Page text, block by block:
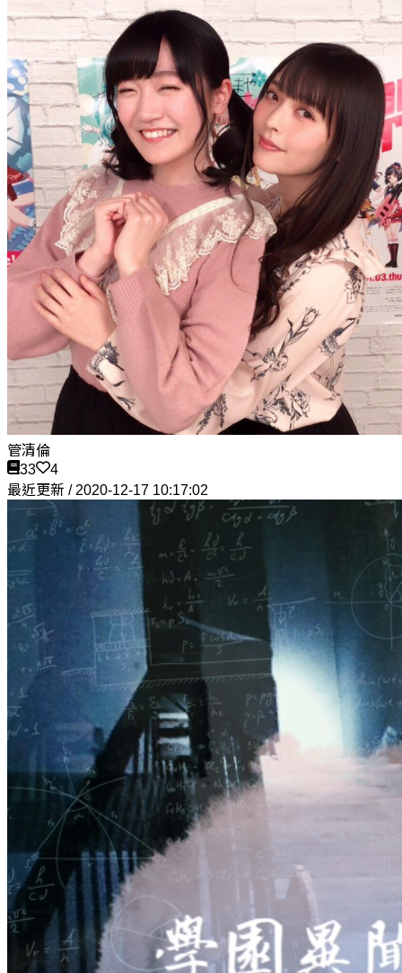
管清倫
33
4
最近更新 / 2020-12-17 10:17:02